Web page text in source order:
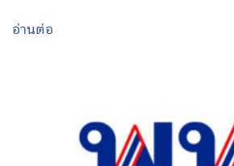
อ่านต่อ